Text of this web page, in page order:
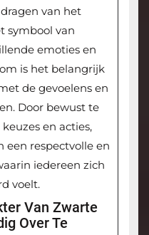
van het
symbool van
emoties en
is het belangrijk
de gevoelens en
Door bewust te
en acties,
een respectvolle en
iedereen zich
voelt.
Van Zwarte
Over Te